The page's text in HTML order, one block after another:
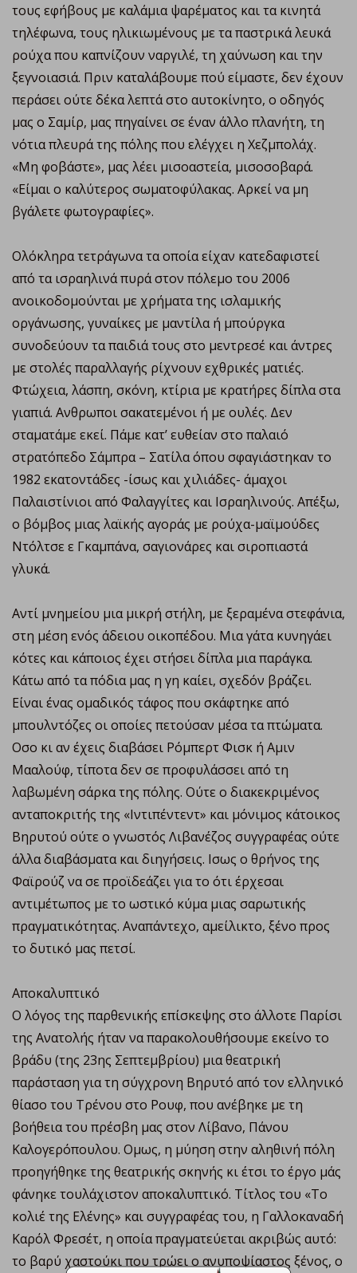
τους εφήβους με καλάμια ψαρέματος και τα κινητά
τηλέφωνα, τους ηλικιωμένους με τα παστρικά λευκά
ρούχα που καπνίζουν ναργιλέ, τη χαύνωση και την
ξεγνοιασιά. Πριν καταλάβουμε πού είμαστε, δεν έχουν
περάσει ούτε δέκα λεπτά στο αυτοκίνητο, ο οδηγός
μας ο Σαμίρ, μας πηγαίνει σε έναν άλλο πλανήτη, τη
νότια πλευρά της πόλης που ελέγχει η Χεζμπολάχ.
«Μη φοβάστε», μας λέει μισοαστεία, μισοσοβαρά.
«Είμαι ο καλύτερος σωματοφύλακας. Αρκεί να μη
βγάλετε φωτογραφίες».
Ολόκληρα τετράγωνα τα οποία είχαν κατεδαφιστεί
από τα ισραηλινά πυρά στον πόλεμο του 2006
ανοικοδομούνται με χρήματα της ισλαμικής
οργάνωσης, γυναίκες με μαντίλα ή μπούργκα
συνοδεύουν τα παιδιά τους στο μεντρεσέ και άντρες
με στολές παραλλαγής ρίχνουν εχθρικές ματιές.
Φτώχεια, λάσπη, σκόνη, κτίρια με κρατήρες δίπλα στα
γιαπιά. Ανθρωποι σακατεμένοι ή με ουλές. Δεν
σταματάμε εκεί. Πάμε κατ’ ευθείαν στο παλαιό
στρατόπεδο Σάμπρα – Σατίλα όπου σφαγιάστηκαν το
1982 εκατοντάδες -ίσως και χιλιάδες- άμαχοι
Παλαιστίνιοι από Φαλαγγίτες και Ισραηλινούς. Απέξω,
ο βόμβος μιας λαϊκής αγοράς με ρούχα-μαϊμούδες
Ντόλτσε ε Γκαμπάνα, σαγιονάρες και σιροπιαστά
γλυκά.
Αντί μνημείου μια μικρή στήλη, με ξεραμένα στεφάνια,
στη μέση ενός άδειου οικοπέδου. Μια γάτα κυνηγάει
κότες και κάποιος έχει στήσει δίπλα μια παράγκα.
Κάτω από τα πόδια μας η γη καίει, σχεδόν βράζει.
Είναι ένας ομαδικός τάφος που σκάφτηκε από
μπουλντόζες οι οποίες πετούσαν μέσα τα πτώματα.
Οσο κι αν έχεις διαβάσει Ρόμπερτ Φισκ ή Αμιν
Μααλούφ, τίποτα δεν σε προφυλάσσει από τη
λαβωμένη σάρκα της πόλης. Ούτε ο διακεκριμένος
ανταποκριτής της «Ιντιπέντεντ» και μόνιμος κάτοικος
Βηρυτού ούτε ο γνωστός Λιβανέζος συγγραφέας ούτε
άλλα διαβάσματα και διηγήσεις. Ισως ο θρήνος της
Φαϊρούζ να σε προϊδεάζει για το ότι έρχεσαι
αντιμέτωπος με το ωστικό κύμα μιας σαρωτικής
πραγματικότητας. Αναπάντεχο, αμείλικτο, ξένο προς
το δυτικό μας πετσί.
Αποκαλυπτικό
Ο λόγος της παρθενικής επίσκεψης στο άλλοτε Παρίσι
της Ανατολής ήταν να παρακολουθήσουμε εκείνο το
βράδυ (της 23ης Σεπτεμβρίου) μια θεατρική
παράσταση για τη σύγχρονη Βηρυτό από τον ελληνικό
θίασο του Τρένου στο Ρουφ, που ανέβηκε με τη
βοήθεια του πρέσβη μας στον Λίβανο, Πάνου
Καλογερόπουλου. Ομως, η μύηση στην αληθινή πόλη
προηγήθηκε της θεατρικής σκηνής κι έτσι το έργο μάς
φάνηκε τουλάχιστον αποκαλυπτικό. Τίτλος του «Το
κολιέ της Ελένης» και συγγραφέας του, η Γαλλοκαναδή
Καρόλ Φρεσέτ, η οποία πραγματεύεται ακριβώς αυτό:
το βαρύ χαστούκι που τρώει ο ανυποψίαστος ξένος, ο